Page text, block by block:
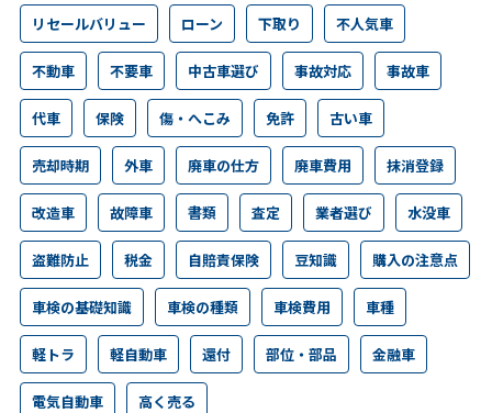
リセールバリュー ローン 下取り 不人気車
不動車 不要車 中古車選び 事故対応 事故車
代車 保険 傷・へこみ 免許 古い車
売却時期 外車 廃車の仕方 廃車費用 抹消登録
改造車 故障車 書類 査定 業者選び 水没車
盗難防止 税金 自賠責保険 豆知識 購入の注意点
車検の基礎知識 車検の種類 車検費用 車種
軽トラ 軽自動車 還付 部位・部品 金融車
電気自動車 高く売る